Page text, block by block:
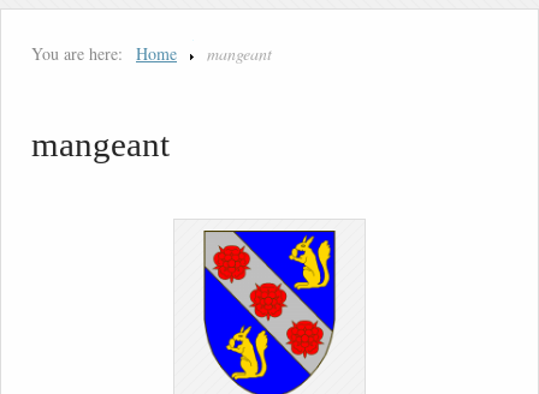
You are here: Home mangeant
mangeant